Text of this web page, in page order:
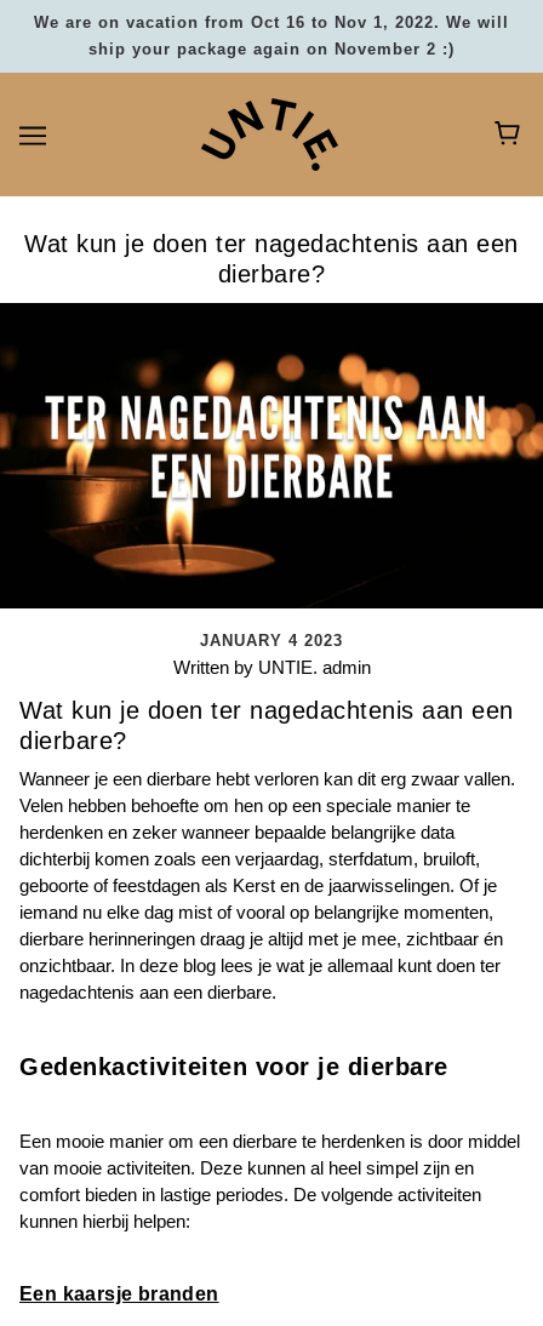
We are on vacation from Oct 16 to Nov 1, 2022. We will
ship your package again on November 2 :)
Wat kun je doen ter nagedachtenis aan een
dierbare?
JANUARY 4 2023
Written by UNTIE. admin
Wat kun je doen ter nagedachtenis aan een
dierbare?
Wanneer je een dierbare hebt verloren kan dit erg zwaar vallen.
Velen hebben behoefte om hen op een speciale manier te
herdenken en zeker wanneer bepaalde belangrijke data
dichterbij komen zoals een verjaardag, sterfdatum, bruiloft,
geboorte of feestdagen als Kerst en de jaarwisselingen. Of je
iemand nu elke dag mist of vooral op belangrijke momenten,
dierbare herinneringen draag je altijd met je mee, zichtbaar én
onzichtbaar. In deze blog lees je wat je allemaal kunt doen ter
nagedachtenis aan een dierbare.
Gedenkactiviteiten voor je dierbare
Een mooie manier om een dierbare te herdenken is door middel
van mooie activiteiten. Deze kunnen al heel simpel zijn en
comfort bieden in lastige periodes. De volgende activiteiten
kunnen hierbij helpen:
Een kaarsje branden